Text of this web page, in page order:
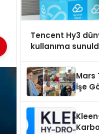
Tencent Hy3
kullanıma
Mars
İşe